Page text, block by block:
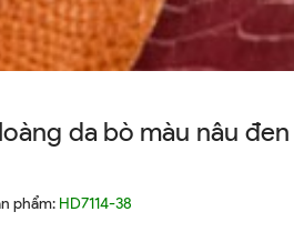
da bò màu nâu đen
phẩm: HD7114-38